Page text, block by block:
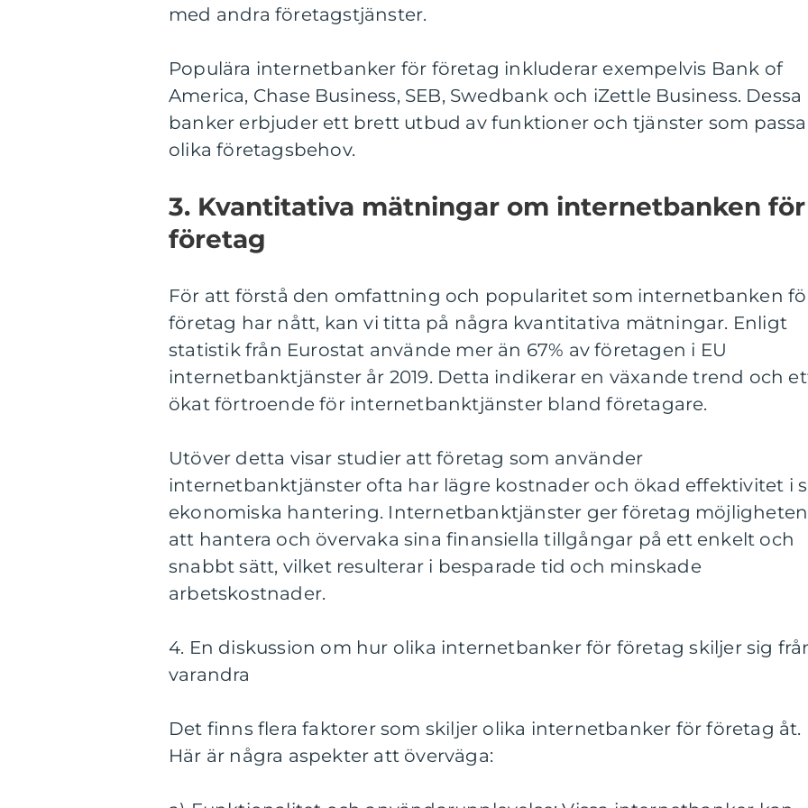
med andra företagstjänster.
Populära internetbanker för företag inkluderar exempelvis Bank of
America, Chase Business, SEB, Swedbank och iZettle Business. Dessa
banker erbjuder ett brett utbud av funktioner och tjänster som
olika företagsbehov.
3. Kvantitativa mätningar om internetbanken för
företag
För att förstå den omfattning och popularitet som internetbanken
företag har nått, kan vi titta på några kvantitativa mätningar. Enligt
statistik från Eurostat använde mer än 67% av företagen i EU
internetbanktjänster år 2019. Detta indikerar en växande trend och
ökat förtroende för internetbanktjänster bland företagare.
Utöver detta visar studier att företag som använder
internetbanktjänster ofta har lägre kostnader och ökad effektivitet i
ekonomiska hantering. Internetbanktjänster ger företag möjligheten
att hantera och övervaka sina finansiella tillgångar på ett enkelt och
snabbt sätt, vilket resulterar i besparade tid och minskade
arbetskostnader.
4. En diskussion om hur olika internetbanker för företag skiljer sig
varandra
Det finns flera faktorer som skiljer olika internetbanker för företag åt.
Här är några aspekter att överväga: